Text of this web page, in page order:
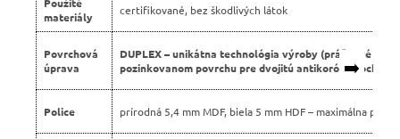
➡️
materiály
certifikované, bez škodlivých látok
Povrchová
úprava
DUPLEX – unikátna technológia výroby (práškové
pozinkovanom povrchu pre dvojitú antikoróznu
Police prírodná 5,4 mm MDF, biela 5 mm HDF – maximálna